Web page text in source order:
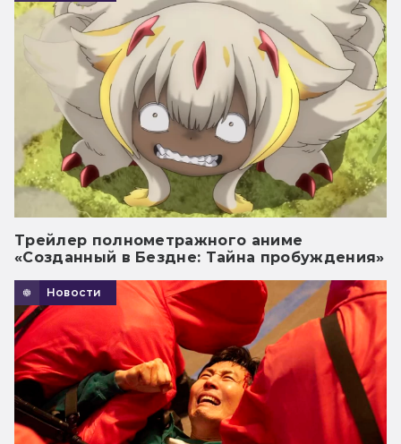
Трейлер полнометражного аниме
«Созданный в Бездне: Тайна пробуждения»
Новости